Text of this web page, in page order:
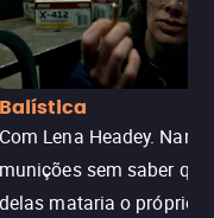
Balística
Com Lena Headey.
munições sem saber
delas mataria o próprio